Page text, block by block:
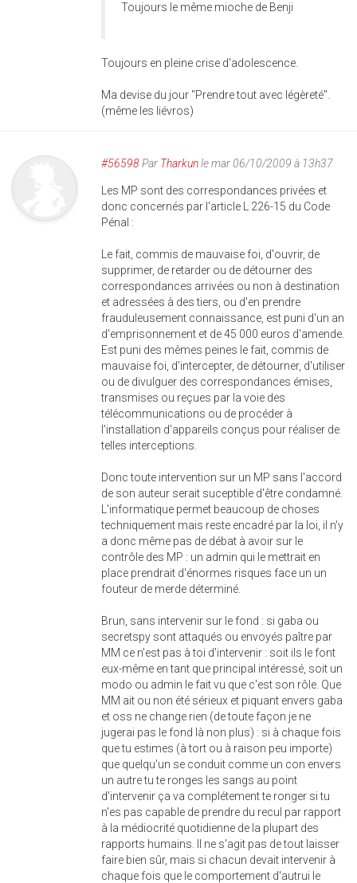
Toujours le même mioche de Benji
Toujours en pleine crise d'adolescence.
Ma devise du jour "Prendre tout avec légèreté".
(même les liévros)
#56598Par Tharkunle mar 06/10/2009 à 13h37
Les MP sont des correspondances privées et
donc concernés par l'article L 226-15 du Code
Pénal :
Le fait, commis de mauvaise foi, d'ouvrir, de
supprimer, de retarder ou de détourner des
correspondances arrivées ou non à destination
et adressées à des tiers, ou d'en prendre
frauduleusement connaissance, est puni d'un an
d'emprisonnement et de 45 000 euros d'amende.
Est puni des mêmes peines le fait, commis de
mauvaise foi, d'intercepter, de détourner, d'utiliser
ou de divulguer des correspondances émises,
transmises ou reçues par la voie des
télécommunications ou de procéder à
l'installation d'appareils conçus pour réaliser de
telles interceptions.
Donc toute intervention sur un MP sans l'accord
de son auteur serait suceptible d'être condamné.
L'informatique permet beaucoup de choses
techniquement mais reste encadré par la loi, il n'y
a donc même pas de débat à avoir sur le
contrôle des MP : un admin qui le mettrait en
place prendrait d'énormes risques face un un
fouteur de merde déterminé.
Brun, sans intervenir sur le fond : si gaba ou
secretspy sont attaqués ou envoyés paître par
MM ce n'est pas à toi d'intervenir : soit ils le font
eux-même en tant que principal intéressé, soit un
modo ou admin le fait vu que c'est son rôle. Que
MM ait ou non été sérieux et piquant envers gaba
et oss ne change rien (de toute façon je ne
jugerai pas le fond là non plus) : si à chaque fois
que tu estimes (à tort ou à raison peu importe)
que quelqu'un se conduit comme un con envers
un autre tu te ronges les sangs au point
d'intervenir ça va complétement te ronger si tu
n'es pas capable de prendre du recul par rapport
à la médiocrité quotidienne de la plupart des
rapports humains. Il ne s'agit pas de tout laisser
faire bien sûr, mais si chacun devait intervenir à
chaque fois que le comportement d'autrui le